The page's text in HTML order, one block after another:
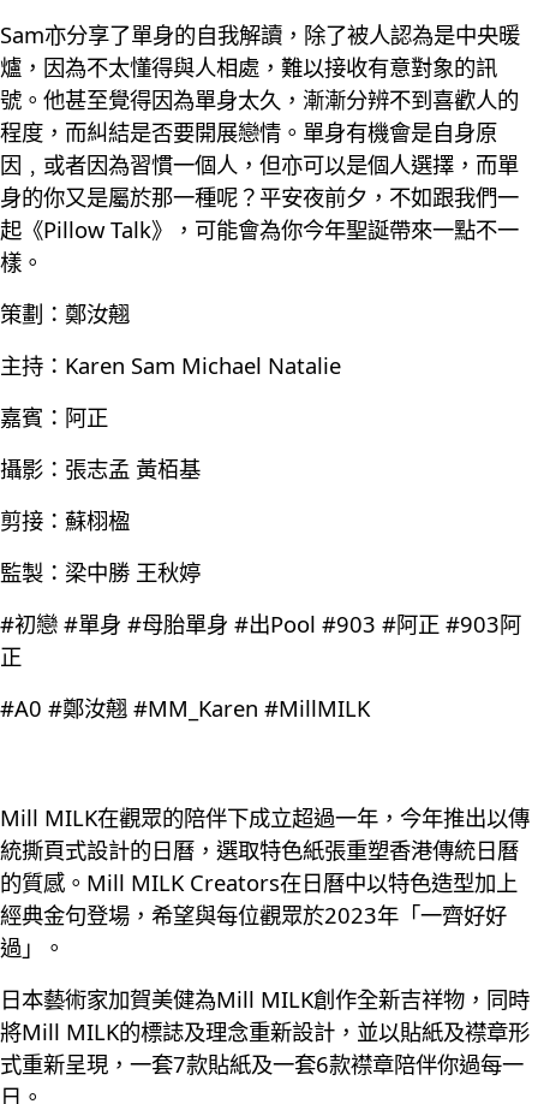
Sam亦分享了單身的自我解讀，除了被人認為是中央暖
爐，因為不太懂得與人相處，難以接收有意對象的訊
號。他甚至覺得因為單身太久，漸漸分辨不到喜歡人的
程度，而糾結是否要開展戀情。單身有機會是自身原
因﹐或者因為習慣一個人，但亦可以是個人選擇，而單
身的你又是屬於那一種呢？平安夜前夕，不如跟我們一
起《Pillow Talk》，可能會為你今年聖誕帶來一點不一
樣。
策劃：鄭汝翹
主持：Karen Sam Michael Natalie
嘉賓：阿正
攝影：張志孟 黃栢基
剪接：蘇栩楹
監製：梁中勝 王秋婷
#初戀 #單身 #母胎單身 #出Pool #903 #阿正 #903阿
正
#A0 #鄭汝翹 #MM_Karen #MillMILK
Mill MILK在觀眾的陪伴下成立超過一年，今年推出以傳
統撕頁式設計的日曆，選取特色紙張重塑香港傳統日曆
的質感。Mill MILK Creators在日曆中以特色造型加上
經典金句登場，希望與每位觀眾於2023年「一齊好好
過」。
日本藝術家加賀美健為Mill MILK創作全新吉祥物，同時
將Mill MILK的標誌及理念重新設計，並以貼紙及襟章形
式重新呈現，一套7款貼紙及一套6款襟章陪伴你過每一
日。